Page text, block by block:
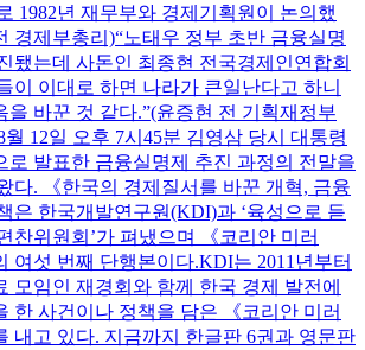
1982년 재무부와 경제기획원이 논의했
경제부총리)“노태우 정부 초반 금융실명
됐는데 사돈인 최종현 전국경제인연합회
이 이대로 하면 나라가 큰일난다고 하니
을 바꾼 것 같다.”(윤증현 전 기획재정부
월 12일 오후 7시45분 김영삼 당시 대통령
로 발표한 금융실명제 추진 과정의 전말을
다. 《한국의 경제질서를 바꾼 개혁, 금융
은 한국개발연구원(KDI)과 ‘육성으로 듣
찬위원회’가 펴냈으며 《코리안 미러
여섯 번째 단행본이다.KDI는 2011년부터
모임인 재경회와 함께 한국 경제 발전에
한 사건이나 정책을 담은 《코리안 미러
내고 있다. 지금까지 한글판 6권과 영문판